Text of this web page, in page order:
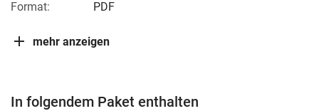
Format: PDF
mehr anzeigen
In folgendem Paket enthalten